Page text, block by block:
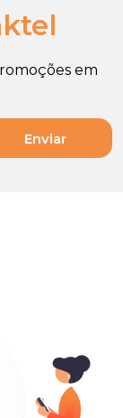
em